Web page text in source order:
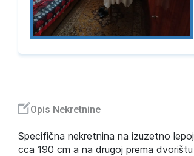
Opis Nekretnine
Specifična nekretnina na izuzetno
cca 190 cm a na drugoj prema